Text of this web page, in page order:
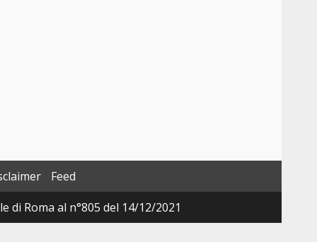
Feed
Roma al n°805 del 14/12/2021